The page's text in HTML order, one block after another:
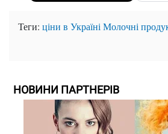
Теги: ціни в УкраїніМолочні
НОВИНИ ПАРТНЕРІВ